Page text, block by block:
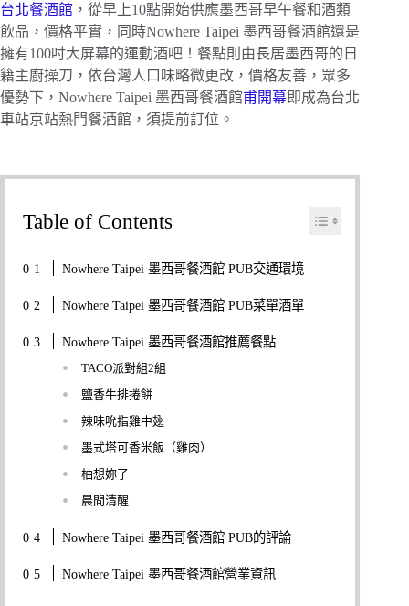
台北餐酒館 ，從早上10點開始供應墨西哥早午餐和酒類
飲品，價格平實，同時Nowhere Taipei 墨西哥餐酒館還是
擁有100吋大屏幕的運動酒吧！餐點則由長居墨西哥的日
籍主廚操刀，依台灣人口味略微更改，價格友善，眾多
優勢下，Nowhere Taipei 墨西哥餐酒館甫開幕即成為台北
車站京站熱門餐酒館，須提前訂位。
Table of Contents
Nowhere Taipei 墨西哥餐酒館 PUB交通環境
Nowhere Taipei 墨西哥餐酒館 PUB菜單酒單
Nowhere Taipei 墨西哥餐酒館推薦餐點
TACO派對組2組
鹽香牛排捲餅
辣味吮指雞中翅
墨式塔可香米飯（雞肉）
柚想妳了
晨間清醒
Nowhere Taipei 墨西哥餐酒館 PUB的評論
Nowhere Taipei 墨西哥餐酒館營業資訊